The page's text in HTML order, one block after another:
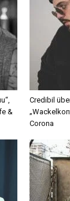
&
Credibil
Corona